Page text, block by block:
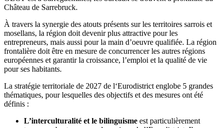
Château de Sarrebruck.
À travers la synergie des atouts présents sur les territoires sarrois et
mosellans, la région doit devenir plus attractive pour les
entrepreneurs, mais aussi pour la main d’oeuvre qualifiée. La région
frontalière doit être en mesure de concurrencer les autres régions
européennes et garantir la croissance, l’emploi et la qualité de vie
pour ses habitants.
La stratégie territoriale de 2027 de l‘Eurodistrict englobe 5 grandes
thématiques, pour lesquelles des objectifs et des mesures ont été
définis :
L’interculturalité et le bilinguisme est particulièrement